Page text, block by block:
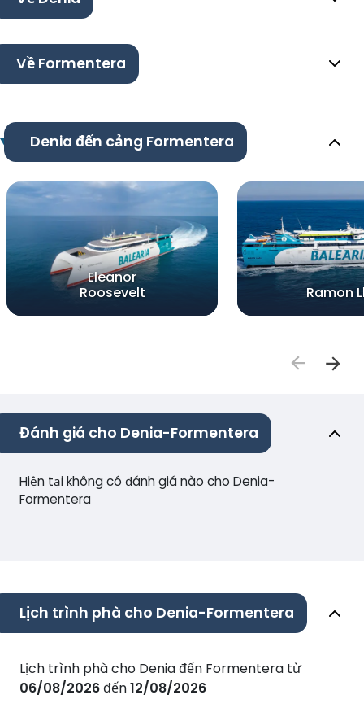
Về Formentera
Denia đến cảng Formentera
Eleanor
Roosevelt
Ramon
Đánh giá cho Denia-Formentera
Hiện tại không có đánh giá nào cho Denia-
Formentera
Lịch trình phà cho Denia-Formentera
Lịch trình phà cho Denia đến Formentera từ
06/08/2026đến12/08/2026